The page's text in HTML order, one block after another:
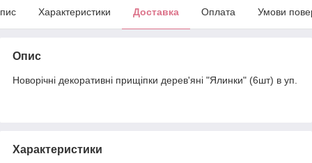
Характеристики Доставка Оплата Умови
Опис
Новорічні декоративні прищіпки дерев'яні "Ялинки" (6шт) в уп.
Характеристики